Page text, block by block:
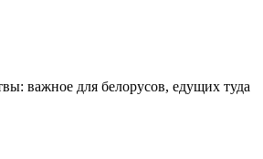
важное для белорусов, едущих туда